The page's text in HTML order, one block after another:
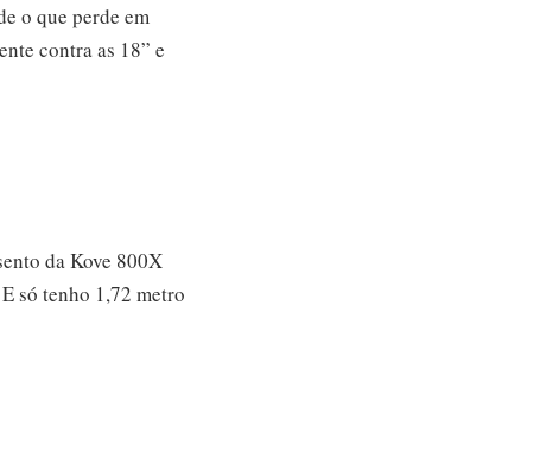
o que perde em
contra as 18” e
da Kove 800X
só tenho 1,72 metro